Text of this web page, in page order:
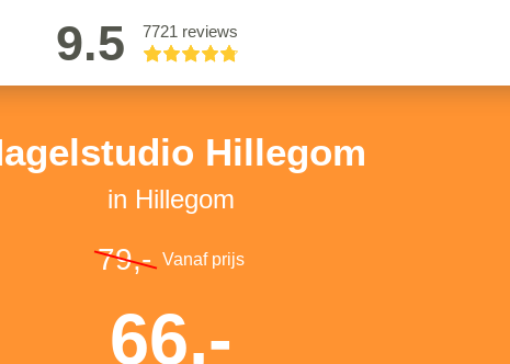
9.5 7721 reviews
Hillegom
in Hillegom
79,- Vanaf prijs
66,-